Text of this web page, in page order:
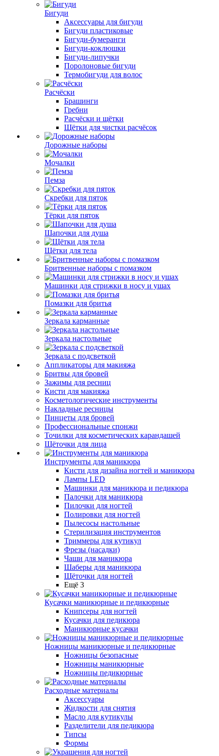
Бигуди
Аксессуары для бигуди
Бигуди пластиковые
Бигуди-бумеранги
Бигуди-коклюшки
Бигуди-липучки
Поролоновые бигуди
Термобигуди для волос
Расчёски
Брашинги
Гребни
Расчёски и щётки
Щётки для чистки расчёсок
Дорожные наборы
Мочалки
Пемза
Скребки для пяток
Тёрки для пяток
Шапочки для душа
Щётки для тела
Бритвенные наборы с помазком
Машинки для стрижки в носу и ушах
Помазки для бритья
Зеркала карманные
Зеркала настольные
Зеркала с подсветкой
Аппликаторы для макияжа
Бритвы для бровей
Зажимы для ресниц
Кисти для макияжа
Косметологические инструменты
Накладные ресницы
Пинцеты для бровей
Профессиональные спонжи
Точилки для косметических карандашей
Щёточки для лица
Инструменты для маникюра
Кисти для дизайна ногтей и маникюра
Лампы LED
Машинки для маникюра и педикюра
Палочки для маникюра
Пилочки для ногтей
Полировки для ногтей
Пылесосы настольные
Стерилизация инструментов
Триммеры для кутикул
Фрезы (насадки)
Чаши для маникюра
Шаберы для маникюра
Щёточки для ногтей
Ещё 3
Кусачки маникюрные и педикюрные
Книпсеры для ногтей
Кусачки для педикюра
Маникюрные кусачки
Ножницы маникюрные и педикюрные
Ножницы безопасные
Ножницы маникюрные
Ножницы педикюрные
Расходные материалы
Аксессуары
Жидкости для снятия
Масло для кутикулы
Разделители для педикюра
Типсы
Формы